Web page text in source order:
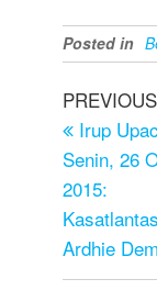
Posted in
PREVIOUS
Irup
Senin, 26
2015:
Ardhie